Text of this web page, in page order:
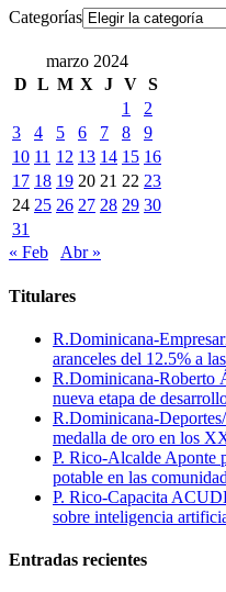
Categorías
marzo 2024
D L M X J V S
1
2
3
4 5 6 7 8
9
10 11 12 13 14 15 16
17 18 19 20 21 22 23
24 25 26 27 28 29 30
31
« Feb
Abr »
Titulares
R.Dominicana-
aranceles del 12.5% a
R.Dominicana-Roberto
nueva etapa de
R.Dominicana-
medalla de oro en los
P. Rico-Alcalde Aponte
potable en las
P. Rico-Capacita
sobre inteligencia
Entradas recientes